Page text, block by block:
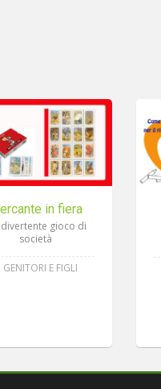
in fiera
divertente gioco di
società
GENITORI E FIGLI